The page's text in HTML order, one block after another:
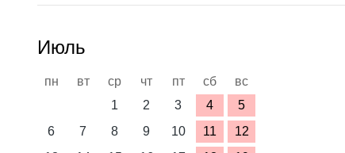
Июль
пн вт ср чт пт сб
вс
1
2 3 4
5
6
7 8 9 10 11
12